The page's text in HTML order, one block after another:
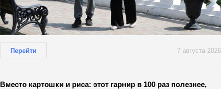
Перейти 7 августа 2026
Вместо картошки и риса: этот гарнир в 100 раз полезнее,